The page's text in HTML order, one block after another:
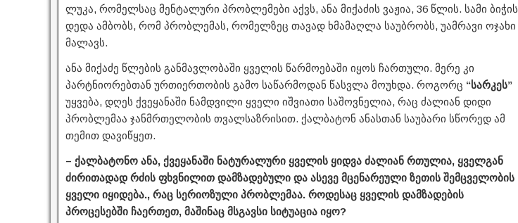
ლუკა, რომელსაც მენტალური პრობლემები აქვს, ანა მიქაძის ვაჟია, 36 წლის. სამი ბიჭის
დედა ამბობს, რომ პრობლემას, რომელზეც თავად ხმამაღლა საუბრობს, უამრავი ოჯახი
მალავს.
ანა მიქაძე წლების განმავლობაში ყველის წარმოებაში იყოს ჩართული. მერე კი
პარტნიორებთან ურთიერთობის გამო საწარმოდან წასვლა მოუხდა. როგორც “სარკეს”
უყვება, დღეს ქვეყანაში ნამდვილი ყველი იშვიათი საშოვნელია, რაც ძალიან დიდი
პრობლემაა ჯანმრთელობის თვალსაზრისით. ქალბატონ ანასთან საუბარი სწორედ ამ
თემით დავიწყეთ.
– ქალბატონო ანა, ქვეყანაში ნატურალური ყველის ყიდვა ძალიან რთულია, ყველგან
ძირითადად რძის ფხვნილით დამზადებული და ასევე მცენარეული ზეთის შემცველობის
ყველი იყიდება., რაც სერიოზული პრობლემაა. როდესაც ყველის დამზადების
პროცესებში ჩაერთეთ, მაშინაც მსგავსი სიტუაცია იყო?